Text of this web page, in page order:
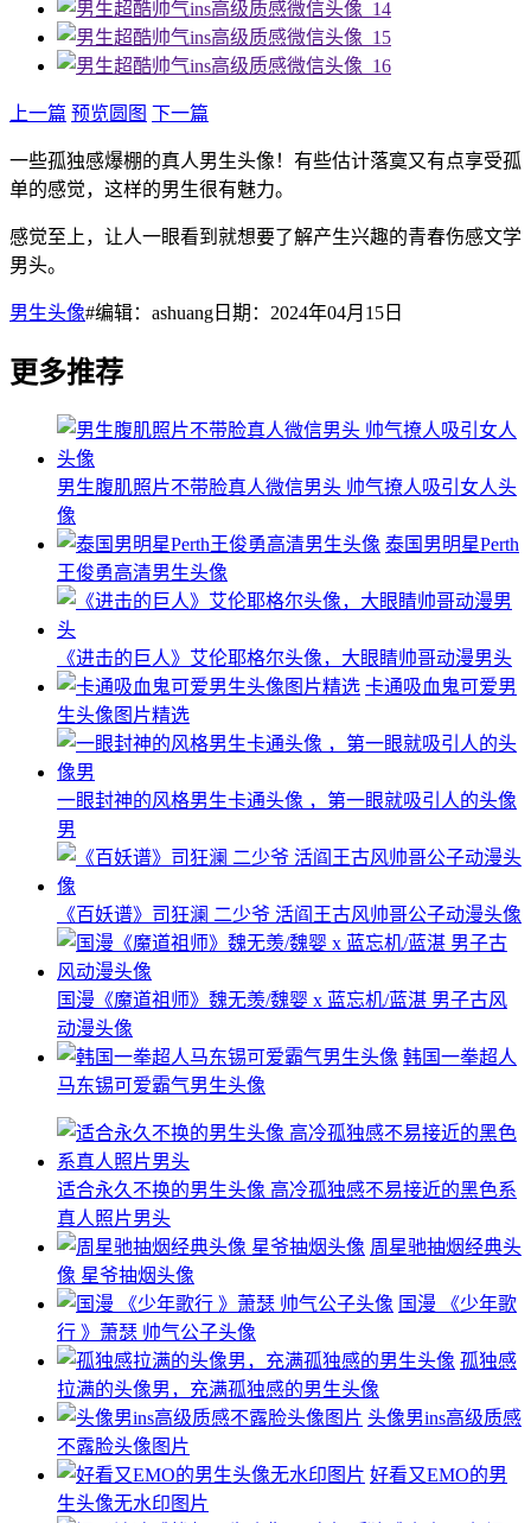
上一篇 预览圆图 下一篇
一些孤独感爆棚的真人男生头像！有些估计落寞又有点享受孤
单的感觉，这样的男生很有魅力。
感觉至上，让人一眼看到就想要了解产生兴趣的青春伤感文学
男头。
男生头像#编辑：ashuang日期：2024年04月15日
更多推荐
男生腹肌照片不带脸真人微信男头 帅气撩人吸引女人头
像
泰国男明星Perth
王俊勇高清男生头像
《进击的巨人》艾伦耶格尔头像，大眼睛帅哥动漫男头
卡通吸血鬼可爱男
生头像图片精选
一眼封神的风格男生卡通头像 ​​​，第一眼就吸引人的头像
男
《百妖谱》司狂澜 二少爷 活阎王古风帅哥公子动漫头像
国漫《魔道祖师》魏无羡/魏婴 x 蓝忘机/蓝湛 男子古风
动漫头像
韩国一拳超人
马东锡可爱霸气男生头像
适合永久不换的男生头像 高冷孤独感不易接近的黑色系
真人照片男头
周星驰抽烟经典头
像 星爷抽烟头像
国漫 《少年歌
行 》萧瑟 帅气公子头像
孤独感
拉满的头像男，充满孤独感的男生头像
头像男ins高级质感
不露脸头像图片
好看又EMO的男
生头像无水印图片